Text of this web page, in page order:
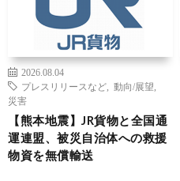
2026.08.04
プレスリリースなど
動向/展望
災害
【熊本地震】JR貨物と全国通
運連盟、被災自治体への救援
物資を無償輸送